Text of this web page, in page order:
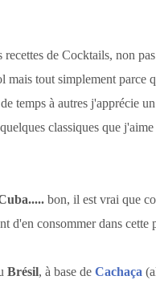
de Cocktails, non
tout simplement parce
temps à autres j'apprécie
quelques classiques que j'aime
bon, il est vrai que
d'en consommer dans cette
Brésil, à base de Cachaça